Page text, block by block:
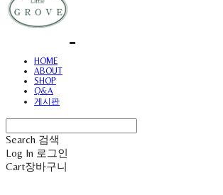
HOME
ABOUT
SHOP
Q&A
게시판
Search 검색
Log In 로그인
Cart장바구니